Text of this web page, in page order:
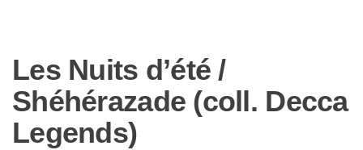
Les Nuits d’été /
Shéhérazade (coll. Decca
Legends)